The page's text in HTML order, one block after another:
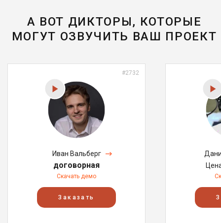
А ВОТ ДИКТОРЫ, КОТОРЫЕ
МОГУТ ОЗВУЧИТЬ ВАШ ПРОЕКТ
#2732
Иван Вальберг
договорная
Скачать демо
Заказать